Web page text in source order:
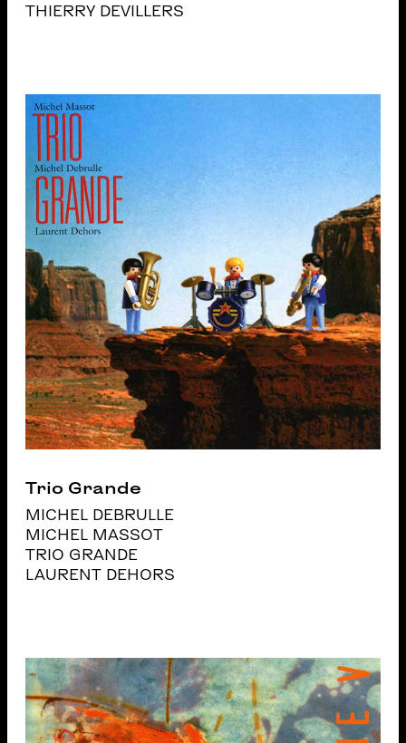
THIERRY DEVILLERS
Trio Grande
MICHEL DEBRULLE
MICHEL MASSOT
TRIO GRANDE
LAURENT DEHORS